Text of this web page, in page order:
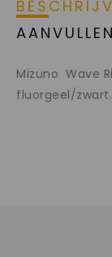
Mizuno Wave
fluorgeel/zwart.